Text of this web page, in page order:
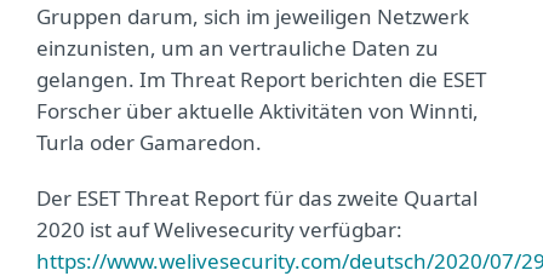
Gruppen darum, sich im jeweiligen Netzwerk
einzunisten, um an vertrauliche Daten zu
gelangen. Im Threat Report berichten die ESET
Forscher über aktuelle Aktivitäten von Winnti,
Turla oder Gamaredon.
Der ESET Threat Report für das zweite Quartal
2020 ist auf Welivesecurity verfügbar:
https://www.welivesecurity.com/deutsch/2020/07/